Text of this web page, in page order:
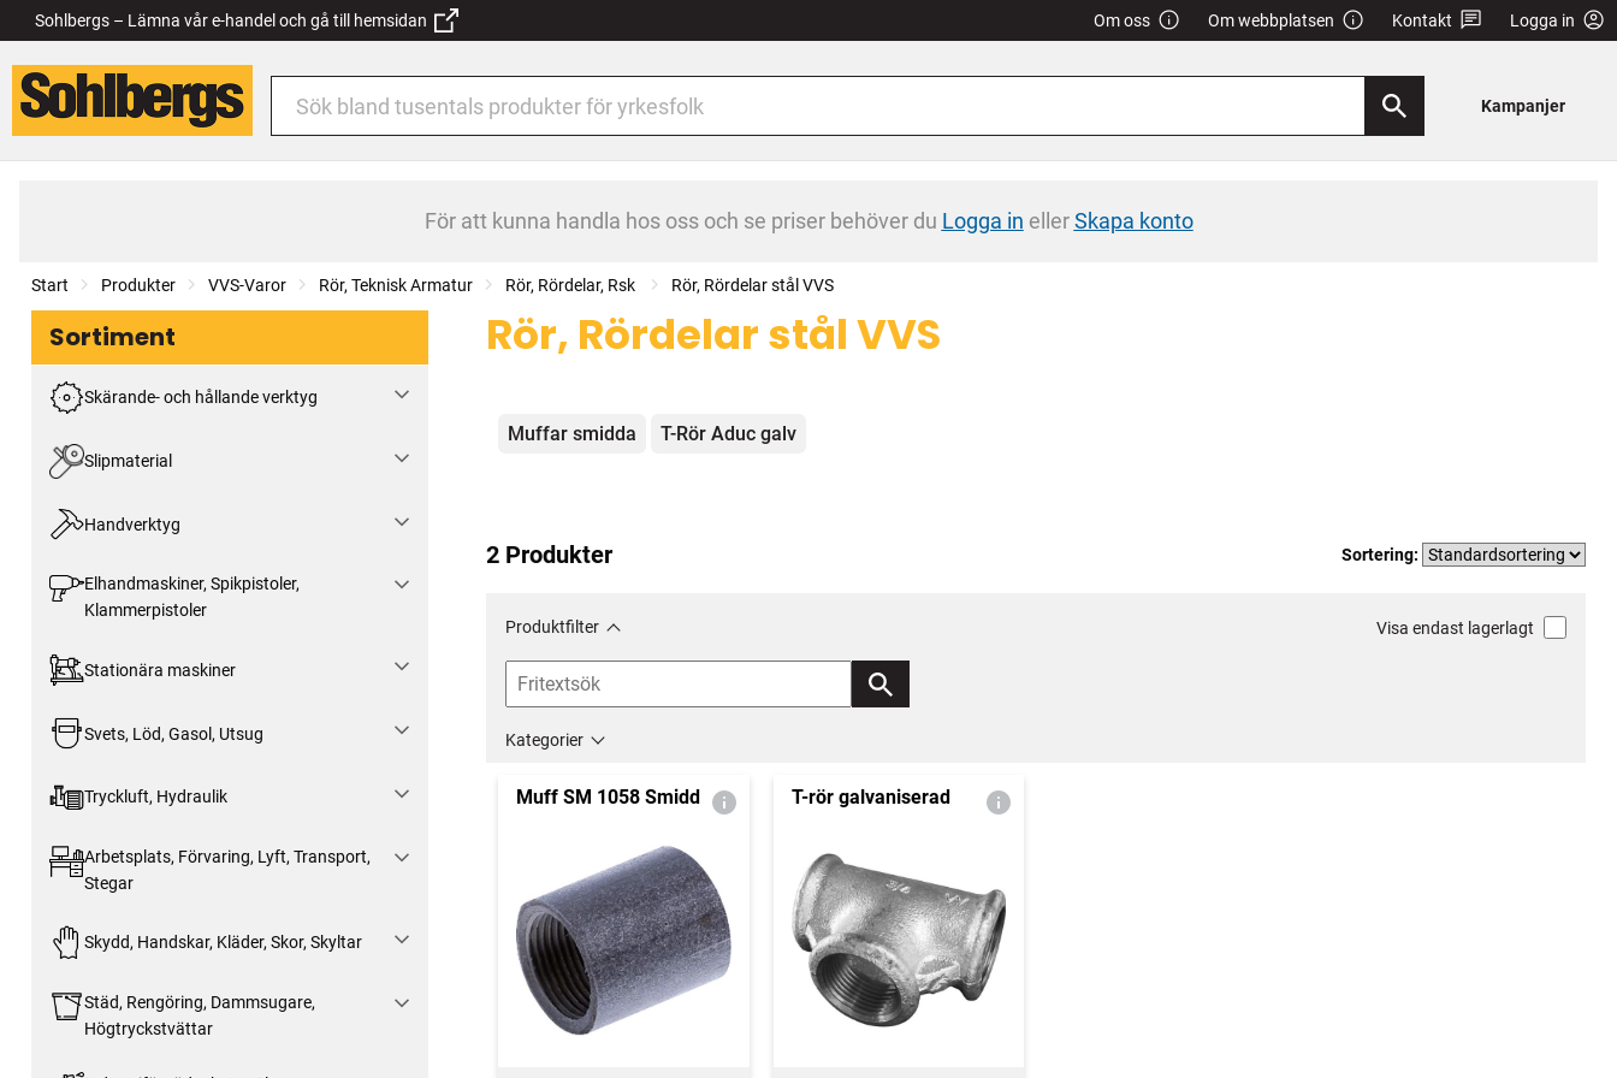
Sohlbergs – Lämna vår e-handel och gå till hemsidan Om oss Om webbplatsen Kontakt Logga in
Kampanjer
För att kunna handla hos oss och se priser behöver du Logga in ellerSkapa konto
Start Produkter VVS-Varor Rör, Teknisk Armatur Rör, Rördelar, Rsk Rör, Rördelar stål VVS
Sortiment
Skärande- och hållande verktyg
Slipmaterial
Handverktyg
Elhandmaskiner, Spikpistoler,
Klammerpistoler
Stationära maskiner
Svets, Löd, Gasol, Utsug
Tryckluft, Hydraulik
Arbetsplats, Förvaring, Lyft, Transport,
Stegar
Skydd, Handskar, Kläder, Skor, Skyltar
Städ, Rengöring, Dammsugare,
Högtryckstvättar
Rör, Rördelar stål VVS
Kategorier
Muffar smidda T-Rör Aduc galv
2 Produkter Sortering:
Produktfilter Visa endast lagerlagt
Kategorier
Muff SM 1058 Smidd T-rör galvaniserad